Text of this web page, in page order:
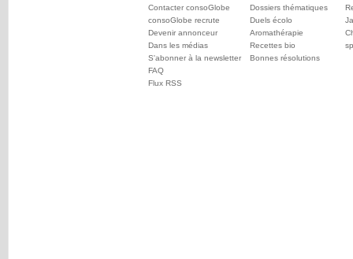
Contacter consoGlobe
consoGlobe recrute
Devenir annonceur
Dans les médias
S'abonner à la newsletter
FAQ
Flux RSS
Dossiers thématiques
Duels écolo
Aromathérapie
Recettes bio
Bonnes résolutions